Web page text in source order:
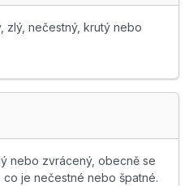
zlý, nečestný, krutý nebo
nebo zvrácený, obecně se
je nečestné nebo špatné.